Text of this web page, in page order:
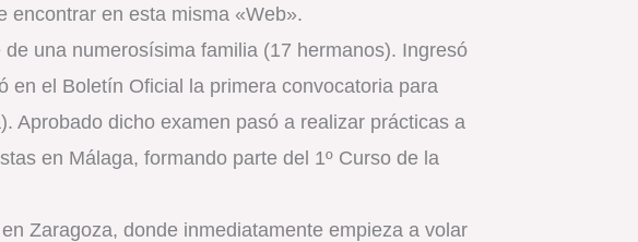
encontrar en esta misma «Web».
una numerosísima familia (17 hermanos). Ingresó
en el Boletín Oficial la primera convocatoria para
Aprobado dicho examen pasó a realizar prácticas a
en Málaga, formando parte del 1º Curso de la
Zaragoza, donde inmediatamente empieza a volar